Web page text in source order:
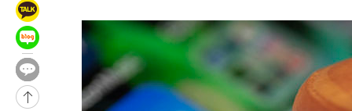
-11473초 전 >